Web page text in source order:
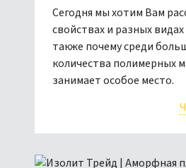
Сегодня мы хотим Вам
свойствах и разных
также почему среди
количества полимерных
занимает особое место.